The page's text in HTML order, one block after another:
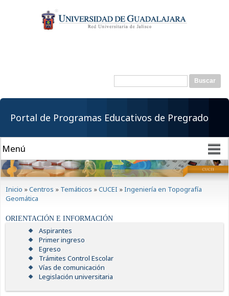
contenido
principal
Formulario de
Buscar
Portal de Programas Educativos de Pregrado
Inicio »Centros » Temáticos »CUCEI »Ingeniería en Topografía
Geomática
ORIENTACIÓN E INFORMACIÓN
Aspirantes
Primer ingreso
Egreso
Trámites Control Escolar
Vías de comunicación
Legislación universitaria